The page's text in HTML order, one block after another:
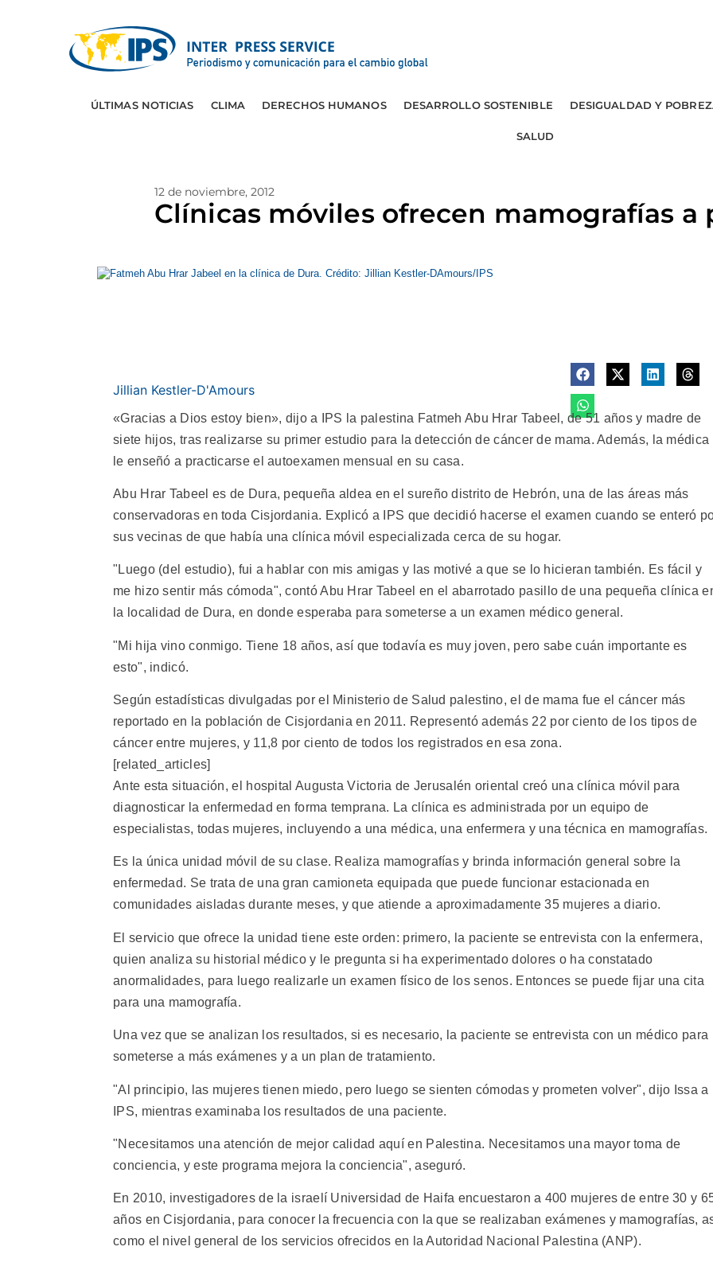
ÚLTIMAS NOTICIAS CLIMA DERECHOS HUMANOS DESARROLLO SOSTENIBLE DESIGUALDAD Y
SALUD
12 de noviembre, 2012
Clínicas móviles ofrecen mamografías a
Jillian Kestler-D'Amours
«Gracias a Dios estoy bien», dijo a IPS la palestina Fatmeh Abu Hrar Tabeel, de 51 años y madre de
siete hijos, tras realizarse su primer estudio para la detección de cáncer de mama. Además, la médica
le enseñó a practicarse el autoexamen mensual en su casa.
Abu Hrar Tabeel es de Dura, pequeña aldea en el sureño distrito de Hebrón, una de las áreas más
conservadoras en toda Cisjordania. Explicó a IPS que decidió hacerse el examen cuando se enteró
sus vecinas de que había una clínica móvil especializada cerca de su hogar.
"Luego (del estudio), fui a hablar con mis amigas y las motivé a que se lo hicieran también. Es fácil y
me hizo sentir más cómoda", contó Abu Hrar Tabeel en el abarrotado pasillo de una pequeña clínica
la localidad de Dura, en donde esperaba para someterse a un examen médico general.
"Mi hija vino conmigo. Tiene 18 años, así que todavía es muy joven, pero sabe cuán importante es
esto", indicó.
Según estadísticas divulgadas por el Ministerio de Salud palestino, el de mama fue el cáncer más
reportado en la población de Cisjordania en 2011. Representó además 22 por ciento de los tipos de
cáncer entre mujeres, y 11,8 por ciento de todos los registrados en esa zona.
[related_articles]
Ante esta situación, el hospital Augusta Victoria de Jerusalén oriental creó una clínica móvil para
diagnosticar la enfermedad en forma temprana. La clínica es administrada por un equipo de
especialistas, todas mujeres, incluyendo a una médica, una enfermera y una técnica en mamografías.
Es la única unidad móvil de su clase. Realiza mamografías y brinda información general sobre la
enfermedad. Se trata de una gran camioneta equipada que puede funcionar estacionada en
comunidades aisladas durante meses, y que atiende a aproximadamente 35 mujeres a diario.
El servicio que ofrece la unidad tiene este orden: primero, la paciente se entrevista con la enfermera,
quien analiza su historial médico y le pregunta si ha experimentado dolores o ha constatado
anormalidades, para luego realizarle un examen físico de los senos. Entonces se puede fijar una cita
para una mamografía.
Una vez que se analizan los resultados, si es necesario, la paciente se entrevista con un médico para
someterse a más exámenes y a un plan de tratamiento.
"Al principio, las mujeres tienen miedo, pero luego se sienten cómodas y prometen volver", dijo Issa a
IPS, mientras examinaba los resultados de una paciente.
"Necesitamos una atención de mejor calidad aquí en Palestina. Necesitamos una mayor toma de
conciencia, y este programa mejora la conciencia", aseguró.
En 2010, investigadores de la israelí Universidad de Haifa encuestaron a 400 mujeres de entre 30 y
años en Cisjordania, para conocer la frecuencia con la que se realizaban exámenes y mamografías,
como el nivel general de los servicios ofrecidos en la Autoridad Nacional Palestina (ANP).